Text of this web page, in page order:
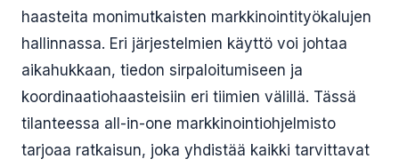
haasteita monimutkaisten markkinointityökalujen
hallinnassa. Eri järjestelmien käyttö voi johtaa
aikahukkaan, tiedon sirpaloitumiseen ja
koordinaatiohaasteisiin eri tiimien välillä. Tässä
tilanteessa all-in-one markkinointiohjelmisto
tarjoaa ratkaisun, joka yhdistää kaikki tarvittavat